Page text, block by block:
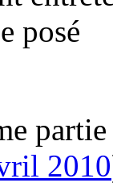
posé
partie
2010